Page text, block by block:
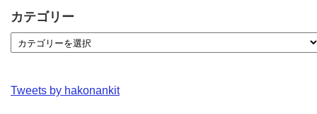
カテゴリー
Tweets by hakonankit